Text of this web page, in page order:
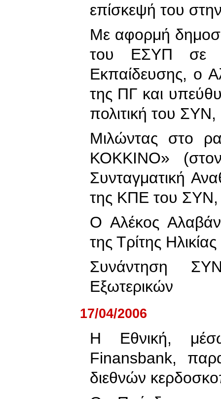
επίσκεψή του
Με αφορμή
του ΕΣΥΠ σε
Εκπαίδευσης, ο
της ΠΓ και
πολιτική του
Μιλώντας στο
ΚΟΚΚΙΝΟ»
Συνταγματική
της ΚΠΕ του
Ο Αλέκος
της Τρίτης Ηλικίας
Συνάντηση
Εξωτερικών
17/04/2006
Η Εθνική,
Finansbank,
διεθνών